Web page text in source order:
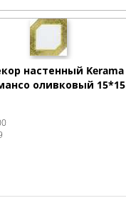
настенный Kerama
оливковый 15*15